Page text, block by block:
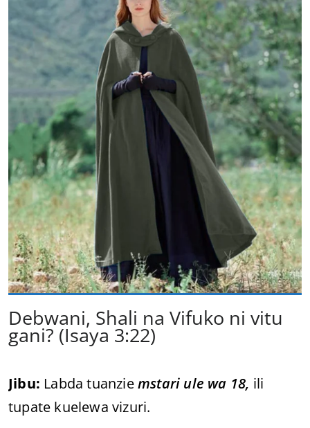
Debwani, Shali na Vifuko ni vitu
gani? (Isaya 3:22)
Jibu: Labda tuanziemstari ule wa 18, ili
tupate kuelewa vizuri.